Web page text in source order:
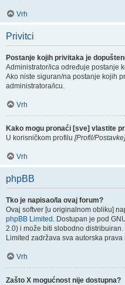
Vrh
Privitci
Postanje kojih privitaka je
Administrator/ica određuje postanje
Ako niste siguran/na postanje kojih
administratora/icu.
Vrh
Kako mogu pronaći [sve] vlastite
U korisničkom profilu [Profil/Postavke]
Vrh
phpBB
Tko je napisao/la ovaj forum?
Ovaj softver [u originalnom obliku]
phpBB Limited . Dostupan je pod
2.0) i može biti slobodno
Limited zadržava sva autorska prava
Vrh
Zašto X mogućnost nije dostupna?